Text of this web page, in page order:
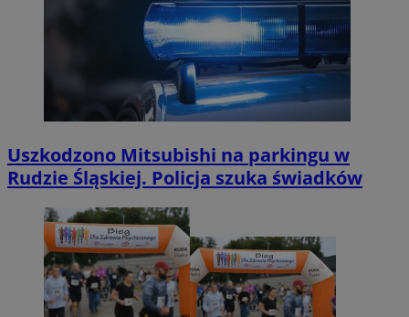
Uszkodzono Mitsubishi na parkingu w
Rudzie Śląskiej. Policja szuka świadków